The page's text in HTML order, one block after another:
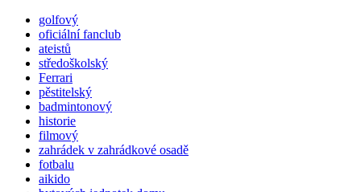
golfový
oficiální fanclub
ateistů
středoškolský
Ferrari
pěstitelský
badmintonový
historie
filmový
zahrádek v zahrádkové osadě
fotbalu
aikido